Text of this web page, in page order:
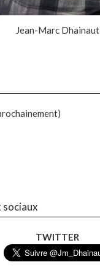
Jean-Marc Dhainaut
sociaux
TWITTER